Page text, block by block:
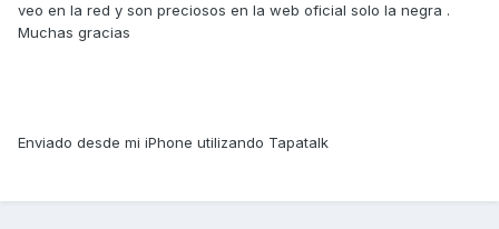
veo en la red y son preciosos en la web oficial solo la negra .
Muchas gracias
Enviado desde mi iPhone utilizando Tapatalk